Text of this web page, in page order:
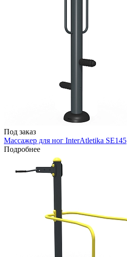
Под заказ
Массажер для ног InterAtletika SE145
Подробнее